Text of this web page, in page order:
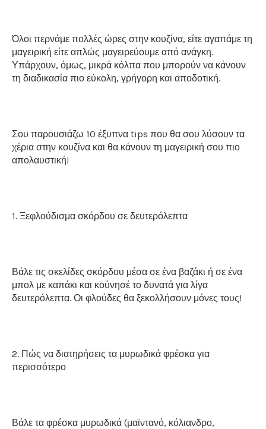
Όλοι περνάμε πολλές ώρες στην κουζίνα, είτε αγαπάμε τη
μαγειρική είτε απλώς μαγειρεύουμε από ανάγκη.
Υπάρχουν, όμως, μικρά κόλπα που μπορούν να κάνουν
τη διαδικασία πιο εύκολη, γρήγορη και αποδοτική.
Σου παρουσιάζω 10 έξυπνα tips που θα σου λύσουν τα
χέρια στην κουζίνα και θα κάνουν τη μαγειρική σου πιο
απολαυστική!
1. Ξεφλούδισμα σκόρδου σε δευτερόλεπτα
Βάλε τις σκελίδες σκόρδου μέσα σε ένα βαζάκι ή σε ένα
μπολ με καπάκι και κούνησέ το δυνατά για λίγα
δευτερόλεπτα. Οι φλούδες θα ξεκολλήσουν μόνες τους!
2. Πώς να διατηρήσεις τα μυρωδικά φρέσκα για
περισσότερο
Βάλε τα φρέσκα μυρωδικά (μαϊντανό, κόλιανδρο,